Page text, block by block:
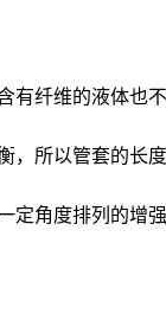
有纤维的液体也
，所以管套的长
角度排列的增